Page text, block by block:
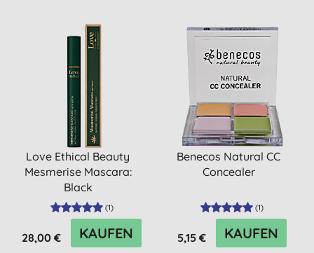
Love Ethical Beauty
Mesmerise Mascara:
Black
(1)
28,00 € KAUFEN
Benecos Natural CC
Concealer
(1)
5,15 € KAUFEN